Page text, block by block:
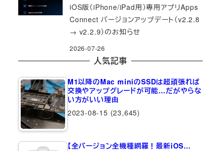
iOS版（iPhone/iPad用）専用アプリApps
Connect バージョンアップデート（v2.2.8
→ v2.2.9）のお知らせ
2026-07-26
人気記事
M1以降のMac miniのSSDは超頑張れば
交換やアップグレードが可能…だがやらな
い方がいい理由
2023-08-15 (23,645)
【全バージョン全機種網羅！最新iOS…